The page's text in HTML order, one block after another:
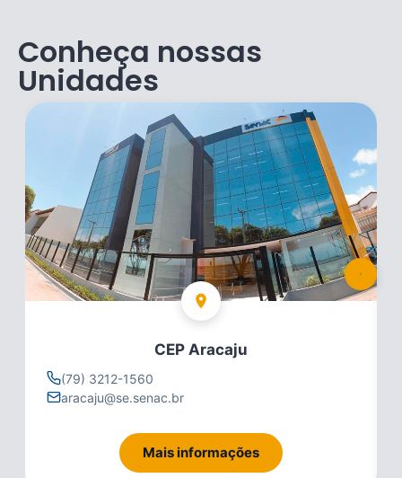
Conheça nossas
Unidades
CEP Aracaju
(79) 3212-1560
aracaju@se.senac.br
Mais informações